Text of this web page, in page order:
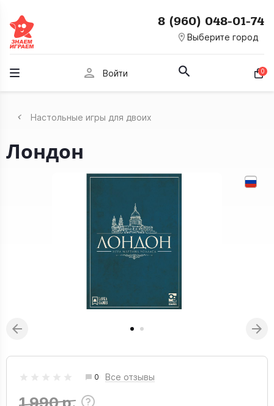
room Выберите город
8 (960) 048-01-74
person Войти 0
Настольные игры для двоих
Лондон
0 Все отзывы